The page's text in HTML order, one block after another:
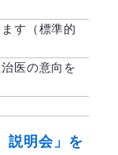
す（標準的
医の意向を
説明会」を